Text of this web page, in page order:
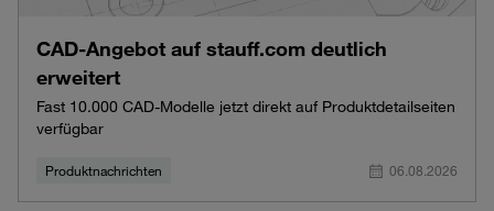
CAD-Angebot auf stauff.com deutlich
erweitert
Fast 10.000 CAD-Modelle jetzt direkt auf Produktdetailseiten
verfügbar
Produktnachrichten 06.08.2026